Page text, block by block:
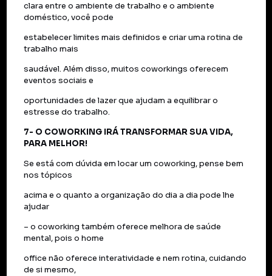
clara entre o ambiente de trabalho e o ambiente
doméstico, você pode
estabelecer limites mais definidos e criar uma rotina de
trabalho mais
saudável. Além disso, muitos coworkings oferecem
eventos sociais e
oportunidades de lazer que ajudam a equilibrar o
estresse do trabalho.
7- O COWORKING IRÁ TRANSFORMAR SUA VIDA,
PARA MELHOR!
Se está com dúvida em locar um coworking, pense bem
nos tópicos
acima e o quanto a organização do dia a dia pode lhe
ajudar
– o coworking também oferece melhora de saúde
mental, pois o home
office não oferece interatividade e nem rotina, cuidando
de si mesmo,